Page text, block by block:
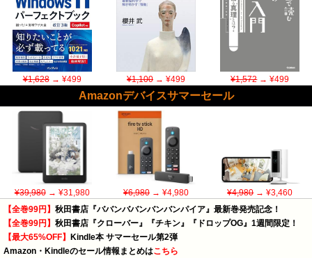
¥1,628→ ¥499 ¥1,100→ ¥499 ¥1,572→ ¥499
Amazonデバイスサマーセール
¥39,980→ ¥31,980 ¥6,980→ ¥4,980 ¥4,980→ ¥3,460
【全巻99円】 秋田書店『ババンババンバンバンパイア』最新巻発売記念！
【全巻99円】 秋田書店『クローバー』『チキン』『ドロップOG』1週間限定！
【最大65%OFF】 Kindle本 サマーセール第2弾
Amazon・Kindleのセール情報まとめはこちら